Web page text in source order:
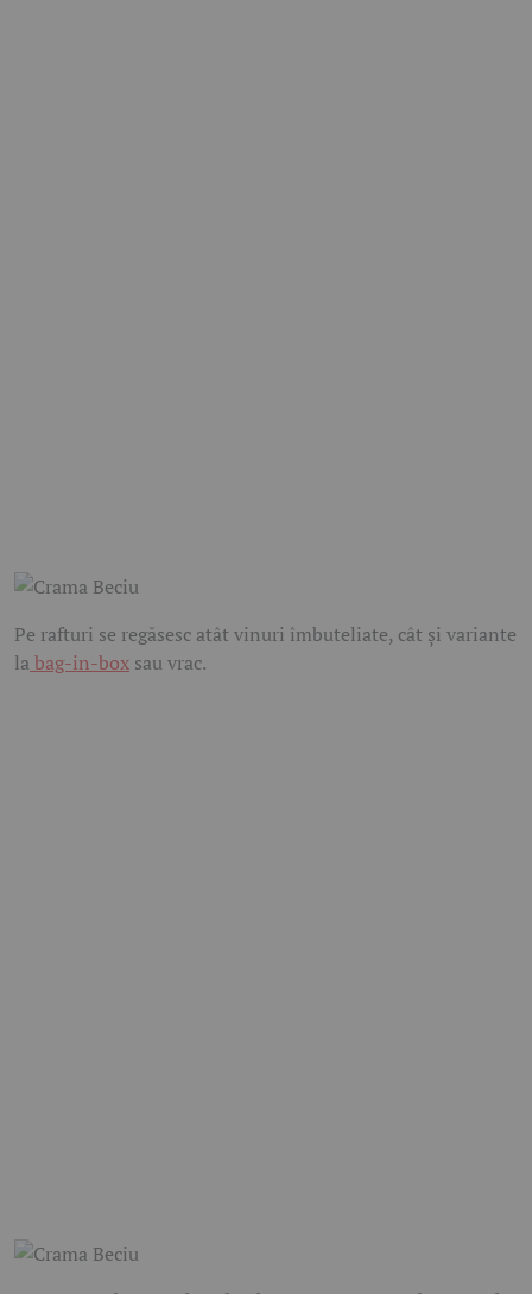
Pe rafturi se regăsesc atât vinuri îmbuteliate, cât și variante
la bag-in-box sau vrac.